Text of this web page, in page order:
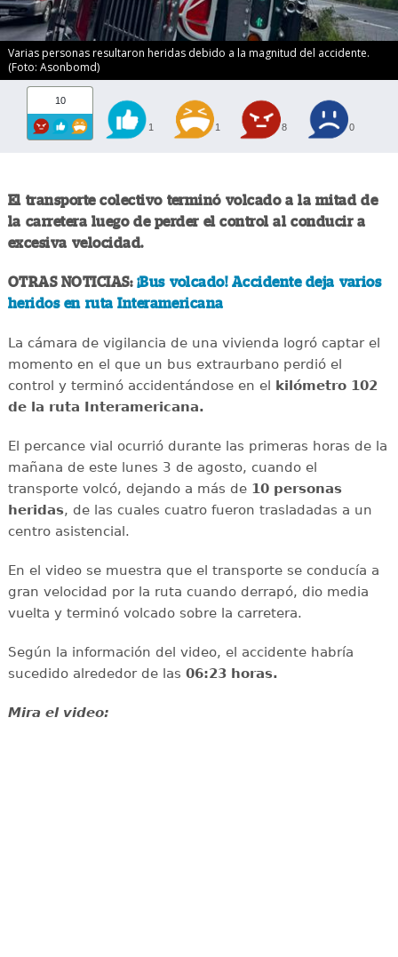
Varias personas resultaron heridas debido a la magnitud del accidente.
(Foto: Asonbomd)
10
1 1 8 0
El transporte colectivo terminó volcado a la mitad de
la carretera luego de perder el control al conducir a
excesiva velocidad.
OTRAS NOTICIAS: ¡Bus volcado! Accidente deja varios
heridos en ruta Interamericana
La cámara de vigilancia de una vivienda logró captar el
momento en el que un bus extraurbano perdió el
control y terminó accidentándose en el
kilómetro 102
de la ruta Interamericana.
El percance vial ocurrió durante las primeras horas de la
mañana de este lunes 3 de agosto, cuando el
transporte volcó, dejando a más de 10 personas
heridas, de las cuales cuatro fueron trasladadas a un
centro asistencial.
En el video se muestra que el transporte se conducía a
gran velocidad por la ruta cuando derrapó, dio media
vuelta y terminó volcado sobre la carretera.
Según la información del video, el accidente habría
sucedido alrededor de las 06:23 horas.
Mira el video: